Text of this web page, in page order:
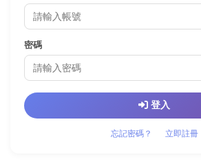
線上購物
會員中心
聯絡我們
密碼
登入
忘記密碼？ 立即註冊